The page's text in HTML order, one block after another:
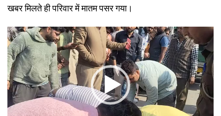
खबर मिलते ही परिवार में मातम पसर गया।
Video
Player